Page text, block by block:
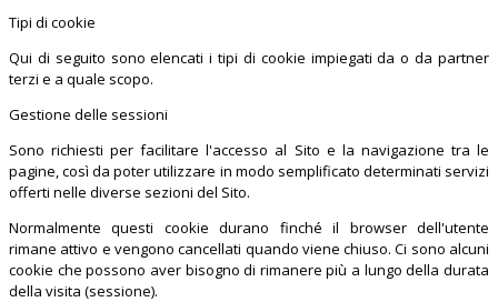
Tipi di cookie
Qui di seguito sono elencati i tipi di cookie impiegati da o da partner
terzi e a quale scopo.
Gestione delle sessioni
Sono richiesti per facilitare l'accesso al Sito e la navigazione tra le
pagine, così da poter utilizzare in modo semplificato determinati servizi
offerti nelle diverse sezioni del Sito.
Normalmente questi cookie durano finché il browser dell'utente
rimane attivo e vengono cancellati quando viene chiuso. Ci sono alcuni
cookie che possono aver bisogno di rimanere più a lungo della durata
della visita (sessione).